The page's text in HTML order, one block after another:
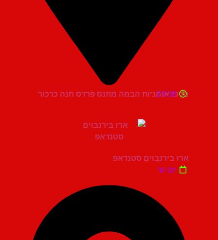
מרכז אומניות הבמה מתנס פרדס חנה כרכור
21:30
ארז בירנבוים סטנדאפ
יום ש'